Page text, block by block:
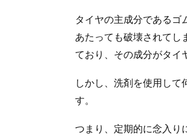
タイヤの主成分であるゴ
あたっても破壊されてし
ており、その成分がタイ
しかし、洗剤を使用して
す。
つまり、定期的に念入り